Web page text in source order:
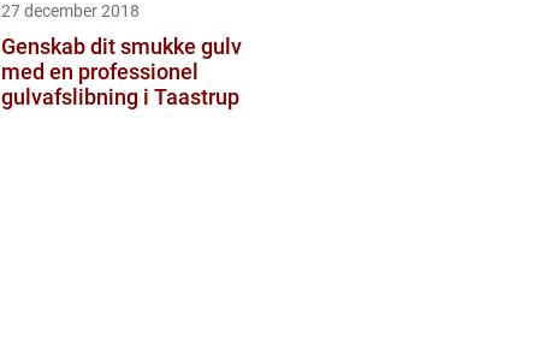
27 december 2018
Genskab dit smukke gulv
med en professionel
gulvafslibning i Taastrup